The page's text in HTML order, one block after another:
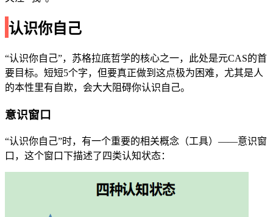
认识你自己
“认识你自己”，苏格拉底哲学的核心之一，此处是元CAS的首
要目标。短短5个字，但要真正做到这点极为困难，尤其是人
的本性里有自欺，会大大阻碍你认识自己。
意识窗口
“认识你自己”时，有一个重要的相关概念（工具）——意识窗
口，这个窗口下描述了四类认知状态：